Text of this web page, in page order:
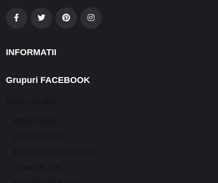
INFORMATII
Grupuri FACEBOOK